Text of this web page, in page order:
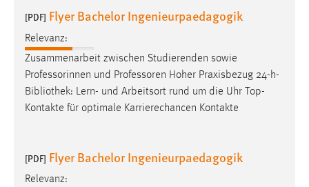
[PDF] Flyer Bachelor Ingenieurpaedagogik
Relevanz:
Zusammenarbeit zwischen Studierenden sowie
Professorinnen und Professoren Hoher Praxisbezug 24-h-
Bibliothek: Lern- und Arbeitsort rund um die Uhr Top-
Kontakte für optimale Karrierechancen Kontakte
[PDF] Flyer Bachelor Ingenieurpaedagogik
Relevanz:
Vimeo